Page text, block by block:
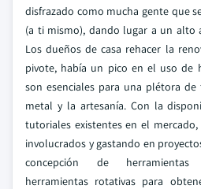
disfrazado como mucha gente que
(a ti mismo), dando lugar a un alto
Los dueños de casa rehacer la
pivote, había un pico en el uso de
son esenciales para una plétora
metal y la artesanía. Con la
tutoriales existentes en el
involucrados y gastando en
concepción de herramientas
herramientas rotativas para